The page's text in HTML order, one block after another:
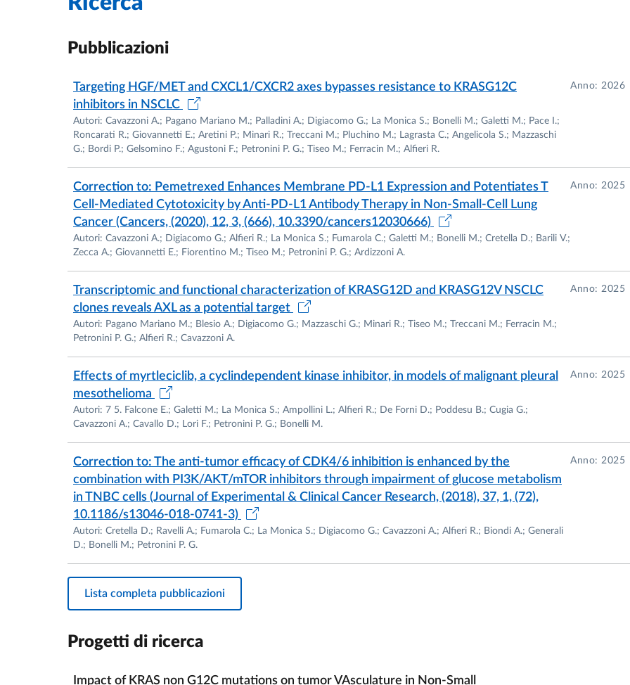
• Responsabile Scientifico dell’Associazione Augusto per la Vita (Novellara)
o Associazione di Biologia Cellulare e del Differenziamento
o Società Italiana di Patologia
o American Society for Investigative Pathology
o European Association for Cancer Research
Dal 2018 al 2025 è stato Presidente del Comitato Scientifico 06 (Scienze Mediche) e membro della
Commissione di Ateneo per la Ricerca. È Delegato del Direttore del Dipartimento di Medicina e
________________________________________
Interessi di ricerca
L’attività scientifica è focalizzata sull’Oncologia Molecolare Traslazionale, con particolare riferimento
• Carcinoma polmonare (NSCLC)
• Carcinoma mammario
• Mesotelioma pleurico maligno
• Carcinoma renale
• Sarcoma di Ewing
L’interesse è rivolto allo studio di nuove strategie terapeutiche in modelli preclinici, sia in vitro sia in
• Meccanismi di resistenza ai TKI
• Target molecolari (EGFR, ErbB, PI3K, CDK4/6)
• Immunoterapia (PD-L1 e biomarcatori predittivi)
• Sequenze terapeutiche integrate TKI–immunoterapia
________________________________________
Principali progetti coordinati
Ha coordinato o co-coordinato numerosi progetti finanziati da enti pubblici e privati, tra cui:
• Progetti Ordinari di Ricerca Oncologica finanziati dal Ministero della Salute
• Progetti finanziati da AIRC (P.I. Andrea Ardizzoni; P.I. Marcello Tiseo)
• Progetto EFSA su tossicologia comparativa (3-MCPD)
________________________________________
Produzione scientifica
• Citazioni totali: 4.904
Pubblicazioni
Targeting HGF/MET and CXCL1/CXCR2 axes bypasses resistance to KRASG12C
inhibitors in NSCLC
Autori: Cavazzoni A.; Pagano Mariano M.; Palladini A.; Digiacomo G.; La Monica S.; Bonelli M.; Galetti M.; Pace I.;
Roncarati R.; Giovannetti E.; Aretini P.; Minari R.; Treccani M.; Pluchino M.; Lagrasta C.; Angelicola S.; Mazzaschi
G.; Bordi P.; Gelsomino F.; Agustoni F.; Petronini P. G.; Tiseo M.; Ferracin M.; Alfieri R.
Anno: 2026
Correction to: Pemetrexed Enhances Membrane PD-L1 Expression and Potentiates T
Cell-Mediated Cytotoxicity by Anti-PD-L1 Antibody Therapy in Non-Small-Cell Lung
Cancer (Cancers, (2020), 12, 3, (666), 10.3390/cancers12030666)
Autori: Cavazzoni A.; Digiacomo G.; Alfieri R.; La Monica S.; Fumarola C.; Galetti M.; Bonelli M.; Cretella D.; Barili V.;
Zecca A.; Giovannetti E.; Fiorentino M.; Tiseo M.; Petronini P. G.; Ardizzoni A.
Anno: 2025
Transcriptomic and functional characterization of KRASG12D and KRASG12V NSCLC
clones reveals AXL as a potential target
Autori: Pagano Mariano M.; Blesio A.; Digiacomo G.; Mazzaschi G.; Minari R.; Tiseo M.; Treccani M.; Ferracin M.;
Petronini P. G.; Alfieri R.; Cavazzoni A.
Anno: 2025
Effects of myrtleciclib, a cyclindependent kinase inhibitor, in models of malignant pleural
mesothelioma
Autori: 7 5. Falcone E.; Galetti M.; La Monica S.; Ampollini L.; Alfieri R.; De Forni D.; Poddesu B.; Cugia G.;
Cavazzoni A.; Cavallo D.; Lori F.; Petronini P. G.; Bonelli M.
Anno: 2025
Correction to: The anti-tumor efficacy of CDK4/6 inhibition is enhanced by the
combination with PI3K/AKT/mTOR inhibitors through impairment of glucose metabolism
in TNBC cells (Journal of Experimental & Clinical Cancer Research, (2018), 37, 1, (72),
10.1186/s13046-018-0741-3)
Autori: Cretella D.; Ravelli A.; Fumarola C.; La Monica S.; Digiacomo G.; Cavazzoni A.; Alfieri R.; Biondi A.; Generali
D.; Bonelli M.; Petronini P. G.
Anno: 2025
Lista completa pubblicazioni
Progetti di ricerca
Impact of KRAS non G12C mutations on tumor VAsculature in Non-Small